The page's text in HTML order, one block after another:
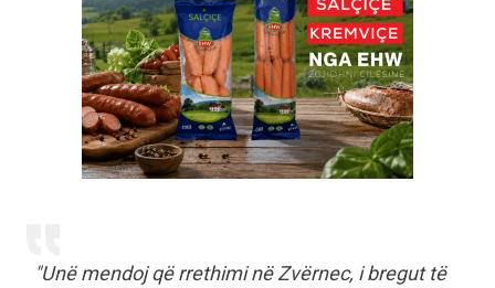
"Unë mendoj që rrethimi në Zvërnec, i bregut të